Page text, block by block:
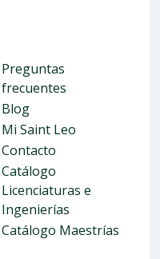
Preguntas
frecuentes
Blog
Mi Saint Leo
Contacto
Catálogo
Licenciaturas e
Ingenierías
Catálogo Maestrías